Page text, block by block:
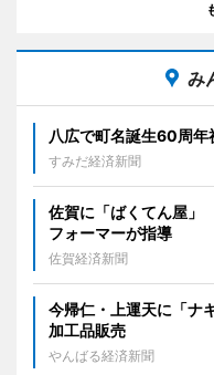
み
八広で町名誕生60周
すみだ経済新聞
佐賀に「ばくてん屋」
フォーマーが指導
佐賀経済新聞
今帰仁・上運天に「ナ
加工品販売
やんばる経済新聞